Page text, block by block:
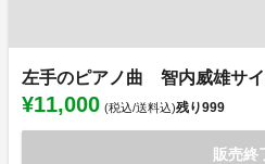
左手のピアノ曲 智内威雄サ
¥11,000 (税込/送料込)残り999
販売終